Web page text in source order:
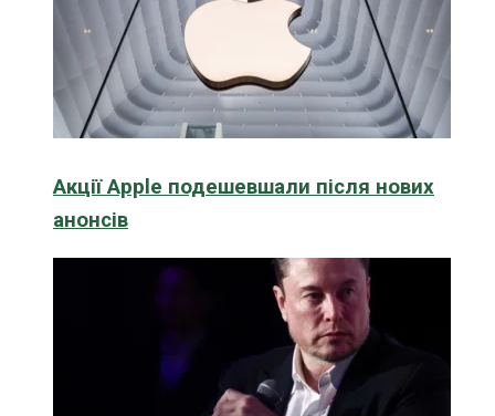
Акції Apple подешевшали після нових
анонсів